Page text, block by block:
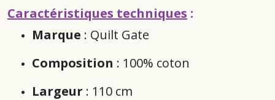
Caractéristiques techniques :
Marque : Quilt Gate
Composition : 100% coton
Largeur : 110 cm